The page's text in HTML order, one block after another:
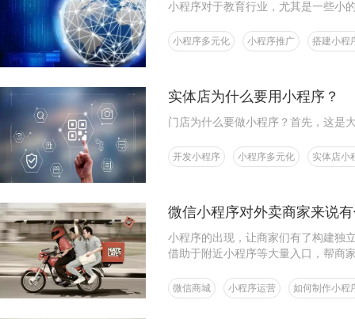
小程序对于教育行业，尤其是一些小
小程序多元化 小程序推广 搭建小程
实体店为什么要用小程序？
门店为什么要做小程序？首先，这是
开发小程序 小程序多元化 实体店小
微信小程序对外卖商家来说
小程序的出现，让商家们有了构建独
借助于附近小程序等大量入口，帮商
微信商城 小程序运营 如何制作小程